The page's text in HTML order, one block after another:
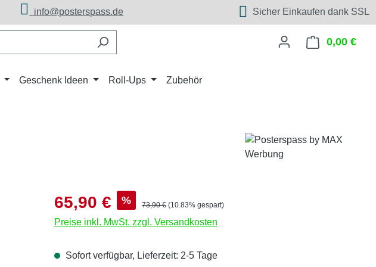
info@posterspass.de Sicher Einkaufen dank SSL
0,00 €
Geschenk Ideen Roll-Ups Zubehör
Verkaufspreis:
65,90 € % Regulärer Preis:
73,90 € (10.83% gespart)
Preise inkl. MwSt. zzgl. Versandkosten
Sofort verfügbar, Lieferzeit: 2-5 Tage